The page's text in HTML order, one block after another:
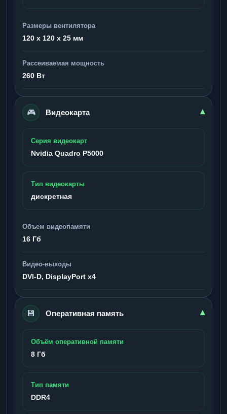
Размеры вентилятора
120 x 120 x 25 мм
Рассеиваемая мощность
260 Вт
🎮 Видеокарта ▾
Серия видеокарт
Nvidia Quadro P5000
Тип видеокарты
дискретная
Объем видеопамяти
16 Гб
Видео-выходы
DVI-D, DisplayPort x4
💾 Оперативная память ▾
Объём оперативной памяти
8 Гб
Тип памяти
DDR4